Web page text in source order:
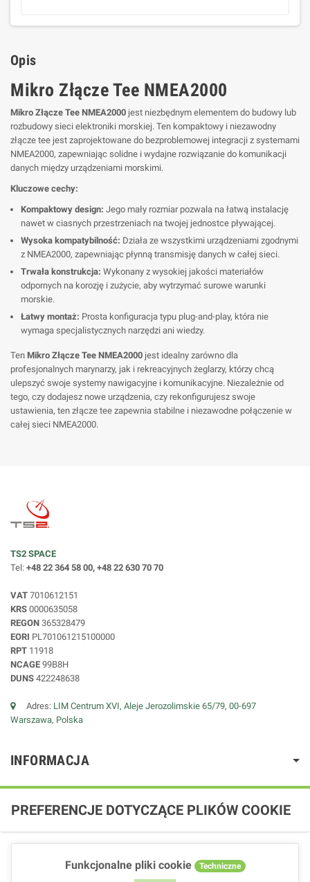
Opis
Mikro Złącze Tee NMEA2000
Mikro Złącze Tee NMEA2000 jest niezbędnym elementem do budowy lub
rozbudowy sieci elektroniki morskiej. Ten kompaktowy i niezawodny
złącze tee jest zaprojektowane do bezproblemowej integracji z systemami
NMEA2000, zapewniając solidne i wydajne rozwiązanie do komunikacji
danych między urządzeniami morskimi.
Kluczowe cechy:
Kompaktowy design: Jego mały rozmiar pozwala na łatwą instalację
nawet w ciasnych przestrzeniach na twojej jednostce pływającej.
Wysoka kompatybilność: Działa ze wszystkimi urządzeniami zgodnymi
z NMEA2000, zapewniając płynną transmisję danych w całej sieci.
Trwała konstrukcja: Wykonany z wysokiej jakości materiałów
odpornych na korozję i zużycie, aby wytrzymać surowe warunki
morskie.
Łatwy montaż: Prosta konfiguracja typu plug-and-play, która nie
wymaga specjalistycznych narzędzi ani wiedzy.
Ten Mikro Złącze Tee NMEA2000 jest idealny zarówno dla
profesjonalnych marynarzy, jak i rekreacyjnych żeglarzy, którzy chcą
ulepszyć swoje systemy nawigacyjne i komunikacyjne. Niezależnie od
tego, czy dodajesz nowe urządzenia, czy rekonfigurujesz swoje
ustawienia, ten złącze tee zapewnia stabilne i niezawodne połączenie w
całej sieci NMEA2000.
TS2 SPACE
Tel: +48 22 364 58 00, +48 22 630 70 70
VAT 7010612151
KRS 0000635058
REGON 365328479
EORI PL701061215100000
RPT 11918
NCAGE 99B8H
DUNS 422248638
Adres: LIM Centrum XVI, Aleje Jerozolimskie 65/79, 00-697
Warszawa, Polska
INFORMACJA
PREFERENCJE DOTYCZĄCE PLIKÓW COOKIE
Funkcjonalne pliki cookie Techniczne